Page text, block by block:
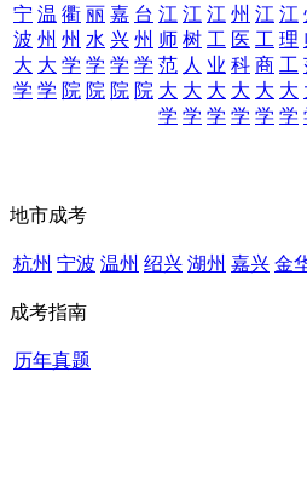
宁
波
大
学
温
州
大
学
衢
州
学
院
丽
水
学
院
嘉
兴
学
院
台
州
学
院
江
师
范
大
学
江
树
人
大
学
江
工
业
大
学
州
医
科
大
学
江
工
商
大
学
江
理
工
大
学
地市成考
杭州 宁波 温州 绍兴 湖州 嘉兴 金
成考指南
历年真题